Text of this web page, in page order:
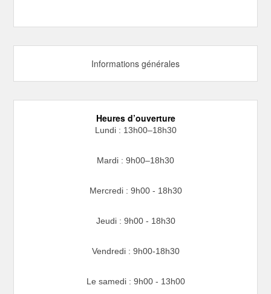
Informations générales
Heures d’ouverture
Lundi : 13h00–18h30
Mardi : 9h00–18h30
Mercredi : 9h00 - 18h30
Jeudi : 9h00 - 18h30
Vendredi : 9h00-18h30
Le samedi : 9h00 - 13h00